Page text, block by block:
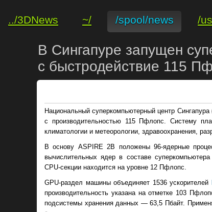
../3DNews ~/ /spool/news /
В Сингапуре запущен
с быстродействие 115
Национальный суперкомпьютерный центр Сингапура
с производительностью 115 Пфлопс. Систему
климатологии и метеорологии, здравоохранения,
В основу ASPIRE 2B положены 96-ядерные
вычислительных ядер в составе
CPU-секции находится на уровне 12 Пфлопс.
GPU-раздел машины объединяет 1536 ускорителей
производительность указана на отметке 103
подсистемы хранения данных — 63,5 Пбайт.